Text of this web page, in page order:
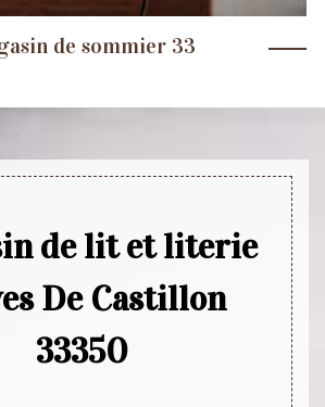
de sommier 33
de lit et literie
De Castillon
33350